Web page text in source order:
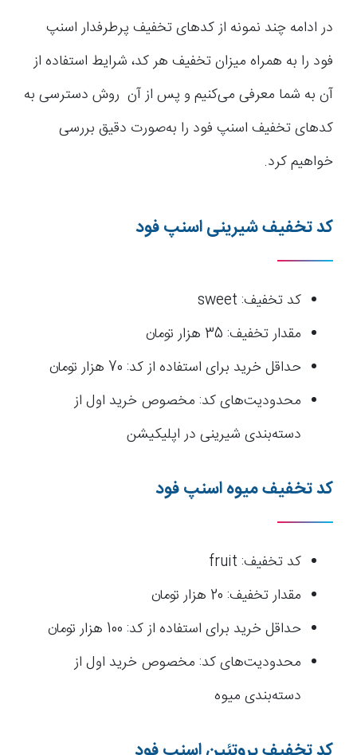
در ادامه چند نمونه از کدهای تخفیف پرطرفدار اسنپ
فود را به همراه میزان تخفیف هر کد، شرایط استفاده از
آن به شما معرفی می‌کنیم و پس از آن روش دسترسی به
کدهای تخفیف اسنپ فود را به‌صورت دقیق بررسی
خواهیم کرد.
کد تخفیف شیرینی اسنپ فود
کد تخفیف: sweet
مقدار تخفیف: 35 هزار تومان
حداقل خرید برای استفاده از کد: 70 هزار تومان
محدودیت‌های کد: مخصوص خرید اول از
دسته‌بندی شیرینی در اپلیکیشن
کد تخفیف میوه اسنپ فود
کد تخفیف: fruit
مقدار تخفیف: 20 هزار تومان
حداقل خرید برای استفاده از کد: 100 هزار تومان
محدودیت‌های کد: مخصوص خرید اول از
دسته‌بندی میوه